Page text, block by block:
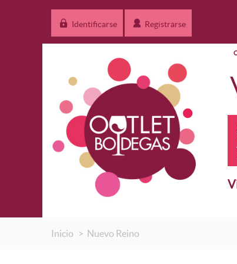
Identificarse Registrarse
Inicio > Nuevo Reino